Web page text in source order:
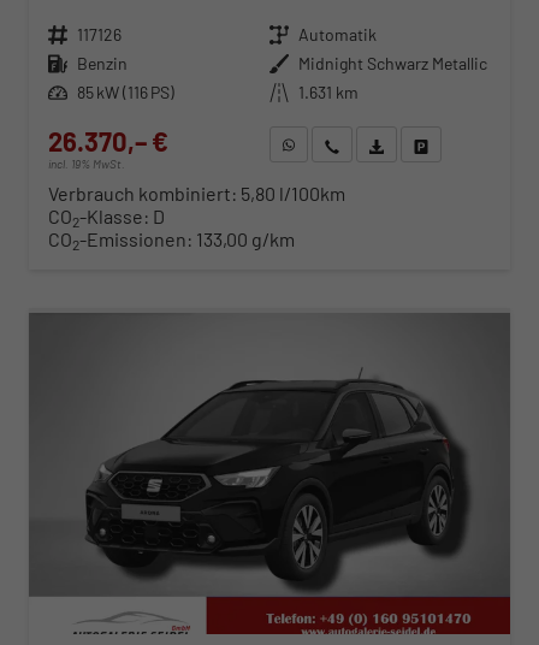
Fahrzeugnr. 117126 Getriebe Automatik
Kraftstoff Benzin Außenfarbe Midnight Schwarz Metallic
Leistung 85 kW (116 PS) Kilometerstand 1.631 km
26.370,– €
incl. 19% MwSt.
WhatsApp anfragen
Wir rufen Sie anFahrzeugexposé (PDF)
Verbrauch kombiniert: 5,80 l/100km
CO2-Klasse: D
CO2-Emissionen: 133,00 g/km